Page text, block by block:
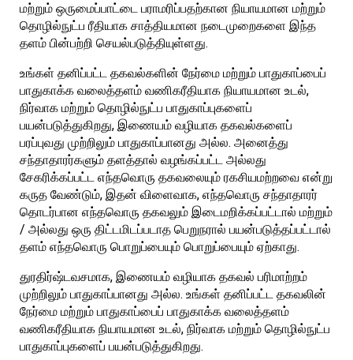
மற்றும் ஒருமைப்பாட்டை பராமரிப்பதற்கான நியாயமான மற்றும்
தொழில்நுட்ப ரீதியாக சாத்தியமான நடைமுறைகளை இந்த
தளம் பின்பற்றி செயல்படுத்தியுள்ளது.
உங்கள் தனிப்பட்ட தகவல்களின் நேர்மை மற்றும் பாதுகாப்பைப்
பாதுகாக்க வலைத்தளம் வணிகரீதியாக நியாயமான உடல்,
நிர்வாக மற்றும் தொழில்நுட்ப பாதுகாப்புகளைப்
பயன்படுத்துகிறது, இணையம் வழியாக தகவல்களைப்
பரப்புவது முற்றிலும் பாதுகாப்பானது அல்ல. அனைத்து
சந்தாதாரர்களும் தளத்தால் வழங்கப்பட்ட அல்லது
சேகரிக்கப்பட்ட எந்தவொரு தகவலையும் ரகசியமற்றவை என்று
கருத வேண்டும், இதன் விளைவாக, எந்தவொரு சந்தாதாரர்
தொடர்பான எந்தவொரு தகவலும் இடைமறிக்கப்பட்டால் மற்றும்
/ அல்லது ஒரு திட்டமிடப்படாத பெறுநரால் பயன்படுத்தப்பட்டால்
தளம் எந்தவொரு பொறுப்பையும் பொறுப்பையும் ஏற்காது.
துரதிர்ஷ்டவசமாக, இணையம் வழியாக தகவல் பரிமாற்றம்
முற்றிலும் பாதுகாப்பானது அல்ல. உங்கள் தனிப்பட்ட தகவலின்
நேர்மை மற்றும் பாதுகாப்பைப் பாதுகாக்க வலைத்தளம்
வணிகரீதியாக நியாயமான உடல், நிர்வாக மற்றும் தொழில்நுட்ப
பாதுகாப்புகளைப் பயன்படுத்துகிறது.